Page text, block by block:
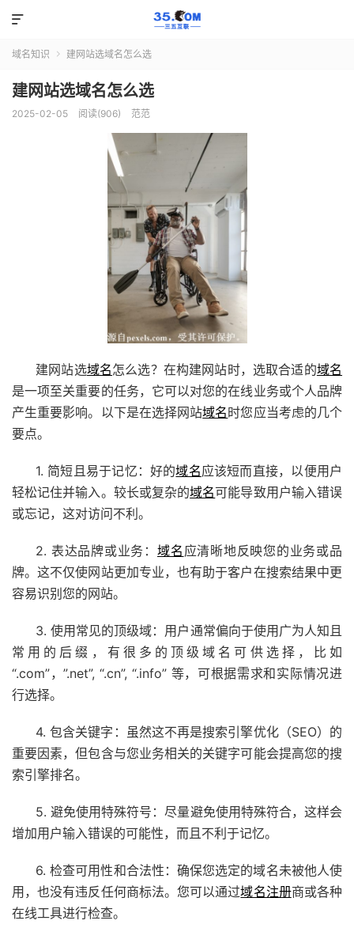

域名知识  建网站选域名怎么选
建网站选域名怎么选
2025-02-05 阅读(906) 范范
建网站选域名怎么选？在构建网站时，选取合适的域名
是一项至关重要的任务，它可以对您的在线业务或个人品牌
产生重要影响。以下是在选择网站域名时您应当考虑的几个
要点。
1. 简短且易于记忆：好的域名应该短而直接，以便用户
轻松记住并输入。较长或复杂的域名可能导致用户输入错误
或忘记，这对访问不利。
2. 表达品牌或业务： 域名 应清晰地反映您的业务或品
牌。这不仅使网站更加专业，也有助于客户在搜索结果中更
容易识别您的网站。
3. 使用常见的顶级域：用户通常偏向于使用广为人知且
常用的后缀，有很多的顶级域名可供选择，比如
“.com”，”.net”, “.cn”, “.info” 等，可根据需求和实际情况进
行选择。
4. 包含关键字：虽然这不再是搜索引擎优化（SEO）的
重要因素，但包含与您业务相关的关键字可能会提高您的搜
索引擎排名。
5. 避免使用特殊符号：尽量避免使用特殊符合，这样会
增加用户输入错误的可能性，而且不利于记忆。
6. 检查可用性和合法性：确保您选定的域名未被他人使
用，也没有违反任何商标法。您可以通过域名注册商或各种
在线工具进行检查。